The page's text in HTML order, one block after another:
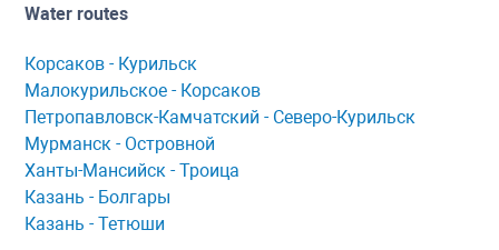
Water routes
Корсaков - Курильск
Мaлокурильское - Корсaков
Петропaвловск-Кaмчaтский - Северо-Курильск
Мурманск - Островной
Ханты-Мансийск - Троица
Казань - Болгары
Казань - Тетюши